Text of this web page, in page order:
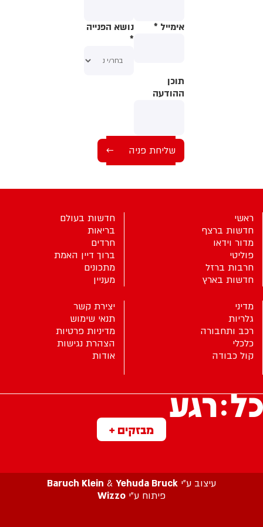
שורת דיונים ביטחוניים במשך קרוב
אימייל *
נושא הפנייה
*
תוכן
ההודעה
מבזקים +
ראשי
חדשות ברצף
מדור וידאו
פוליטי
חרבות ברזל
חדשות בארץ
חדשות בעולם
בריאות
חרדים
ברוך דיין האמת
מתכונים
מעניין
מדיני
גלריות
רכב ותחבורה
כלכלי
קול כבודה
יצירת קשר
תנאי שימוש
מדיניות פרטיות
הצהרת נגישות
אודות
עיצוב ע”י Baruch Klein & Yehuda Bruck
פיתוח ע”י Wizzo